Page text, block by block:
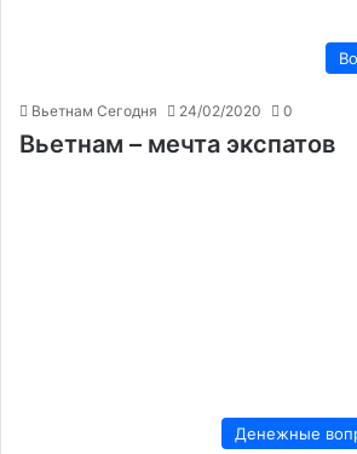
Вьетнам Сегодня 24/02/2020 0
Вьетнам – мечта экспатов
Денежные